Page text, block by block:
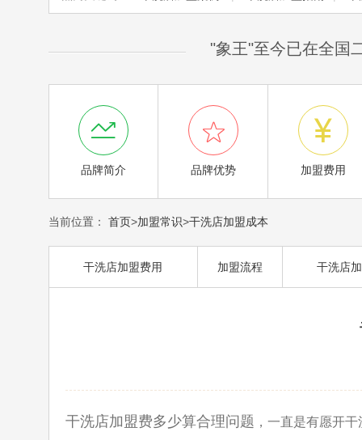
"象王"至今已在全国

品牌简介

品牌优势

加盟费用
当前位置： 首页>加盟常识>干洗店加盟成本
干洗店加盟费用 加盟流程 干洗店
干洗店加盟费多少算合理问题 ，一直是有愿开